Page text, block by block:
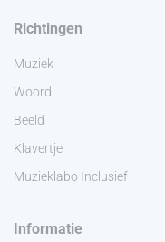
Richtingen
Muziek
Woord
Beeld
Klavertje
Muzieklabo Inclusief
Informatie